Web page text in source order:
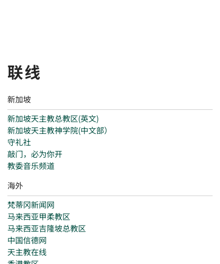
联线
新加坡
新加坡天主教总教区(英文)
新加坡天主教神学院(中文部）
守礼社
敲门，必为你开
教委音乐频道
海外
梵蒂冈新闻网
马来西亚甲柔教区
马来西亚吉隆坡总教区
中国信德网
天主教在线